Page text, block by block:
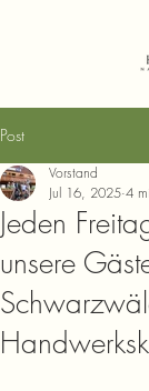
Post
Jeden
unsere
Vorstand
Jul 16, 2025 4